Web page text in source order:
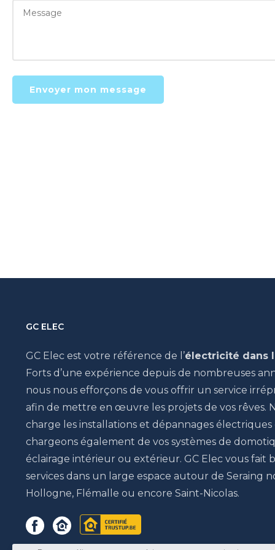
Envoyer mon message
GC ELEC
GC Elec est votre référence de l’électricité dans
Forts d’une expérience depuis de nombreuses
nous nous efforçons de vous offrir un service
afin de mettre en œuvre les projets de vos rêves.
charge les installations et dépannages électriques
chargeons également de vos systèmes de
éclairage intérieur ou extérieur. GC Elec vous fait
services dans un large espace autour de Seraing
Hollogne, Flémalle ou encore Saint-Nicolas.